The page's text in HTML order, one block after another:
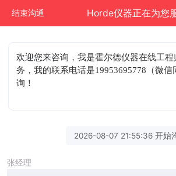
结束沟通 Horde仪器正在为您
欢迎您来咨询 ，我是霍尔德仪器在线工
务，我的联系电话是19953695778（微信
询！
2026-08-07 21:55:36 开始
张经理